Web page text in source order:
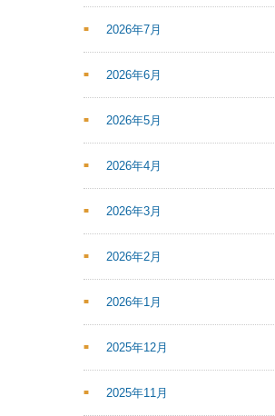
2026年7月
2026年6月
2026年5月
2026年4月
2026年3月
2026年2月
2026年1月
2025年12月
2025年11月